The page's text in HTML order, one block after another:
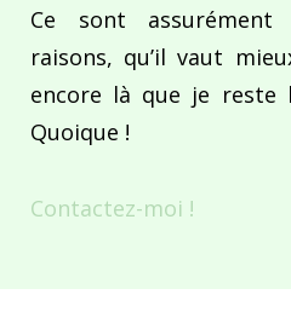
Ce sont
raisons, qu’il vaut
encore là que je reste
Quoique !
Contactez-moi !